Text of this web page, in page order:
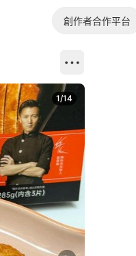
創作者合作平台
1/14